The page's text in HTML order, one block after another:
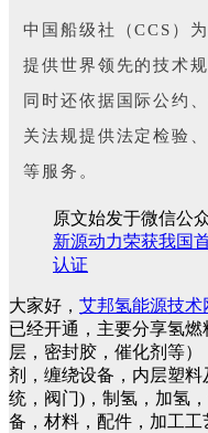
中国船级社（CCS）
提供世界领先的技术
同时还依据国际公约
关法规提供法定检验
等服务。
原文始发于微信公
新源动力荣获我国
认证
大家好， 艾邦氢能源技术
已经开通，主要分享氢
层，密封胶，催化剂等
剂，缠绕设备，内层塑
统，阀门)，制氢，加氢
备，材料，配件，加工工